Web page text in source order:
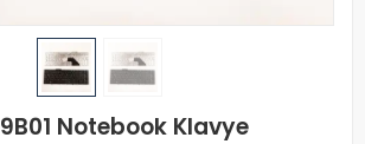
Notebook Klavye